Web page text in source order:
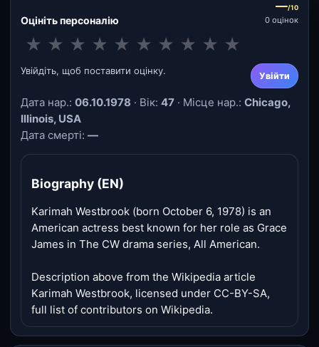
Оцініть персоналію
—/10
0 оцінок
★ ★ ★ ★ ★ ★ ★ ★ ★ ★
Увійдіть, щоб поставити оцінку. Увійти
Дата нар.: 06.10.1978 · Вік: 47 · Місце нар.: Chicago,
Illinois, USA
Дата смерті: —
Biography (EN)
Karimah Westbrook (born October 6, 1978) is an
American actress best known for her role as Grace
James in The CW drama series, All American.
Description above from the Wikipedia article
Karimah Westbrook, licensed under CC-BY-SA,
full list of contributors on Wikipedia.